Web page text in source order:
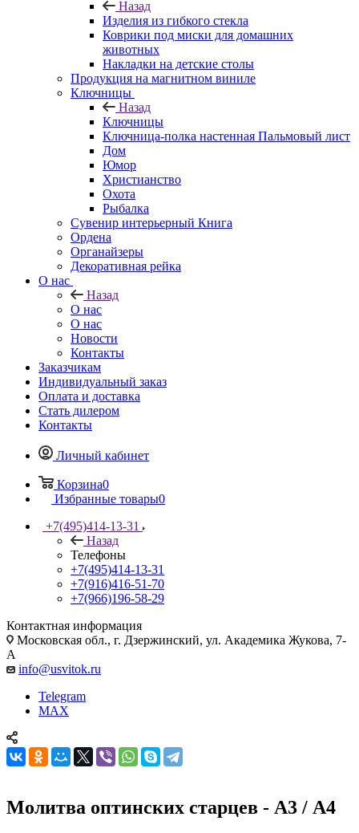
Назад
Изделия из гибкого стекла
Коврики под миски для домашних
животных
Накладки на детские столы
Продукция на магнитном виниле
Ключницы
Назад
Ключницы
Ключница-полка настенная Пальмовый лист
Дом
Юмор
Христианство
Охота
Рыбалка
Сувенир интерьерный Книга
Ордена
Органайзеры
Декоративная рейка
О нас
Назад
О нас
О нас
Новости
Контакты
Заказчикам
Индивидуальный заказ
Оплата и доставка
Стать дилером
Контакты
Личный кабинет
Корзина0
Избранные товары0
+7(495)414-13-31
Назад
Телефоны
+7(495)414-13-31
+7(916)416-51-70
+7(966)196-58-29
Контактная информация
Московская обл., г. Дзержинский, ул. Академика Жукова, 7-
А
info@usvitok.ru
Telegram
MAX
Молитва оптинских старцев - А3 / А4